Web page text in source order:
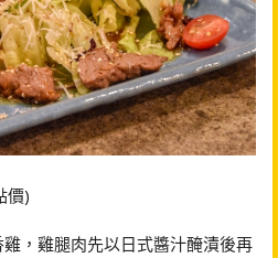
價)
，雞腿肉先以日式醬汁醃漬後再